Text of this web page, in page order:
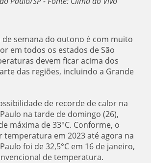
semana do outono é com muito
em todos os estados de São
devem ficar acima dos
das regiões, incluindo a Grande
de recorde de calor na
na tarde de domingo (26),
máxima de 33°C. Conforme, o
temperatura em 2023 até agora na
foi de 32,5°C em 16 de janeiro,
de temperatura.